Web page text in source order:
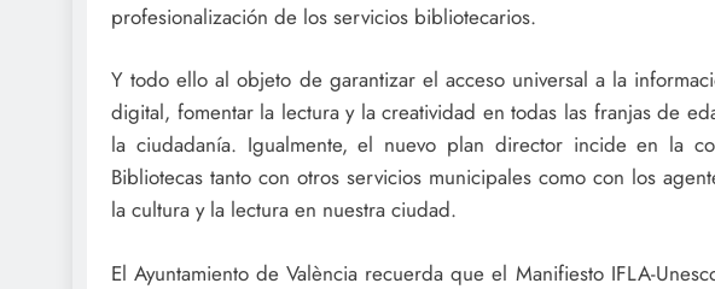
profesionalización de los servicios bibliotecarios.
Y todo ello al objeto de garantizar el acceso universal a la
digital, fomentar la lectura y la creatividad en todas las franjas de
la ciudadanía. Igualmente, el nuevo plan director incide en la
Bibliotecas tanto con otros servicios municipales como con los
la cultura y la lectura en nuestra ciudad.
El Ayuntamiento de València recuerda que el Manifiesto IFLA-